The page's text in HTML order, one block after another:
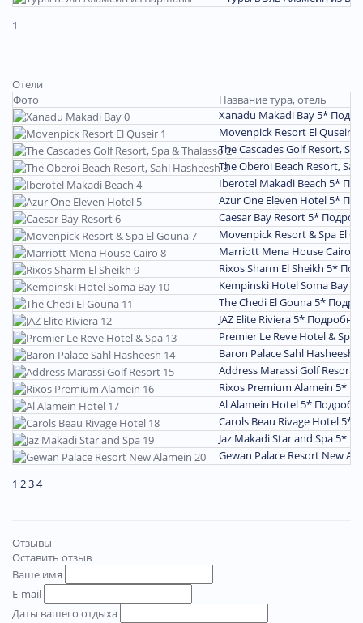
1
Отели
Фото
Название тура, отель
Xanadu Makadi Bay 5*
Movenpick Resort El Quseir
The Cascades Golf Resort,
The Oberoi Beach Resort,
Iberotel Makadi Beach 5*
Azur One Eleven Hotel 5*
Caesar Bay Resort 5*
Movenpick Rеsort & Spa El
Marriott Mena House Cairo
Rixos Sharm El Sheikh 5*
Kempinski Hotel Soma Bay
The Chedi El Gouna 5*
JAZ Elite Riviera 5* Подробнее
Premier Le Reve Hotel & Spa
Baron Palace Sahl Hasheesh
Address Marassi Golf Resort
Rixos Premium Alamein 5*
Al Alamein Hotel 5*
Carols Beau Rivage Hotel 5*
Jaz Makadi Star and Spa 5*
Gewan Palace Resort New
1 234
Отзывы
Оставить отзыв
Ваше имя
E-mail
Даты вашего отдыха